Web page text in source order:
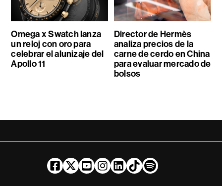
Omega x Swatch lanza
un reloj con oro para
celebrar el alunizaje del
Apollo 11
Director de Hermès
analiza precios de la
carne de cerdo en China
para evaluar mercado de
bolsos